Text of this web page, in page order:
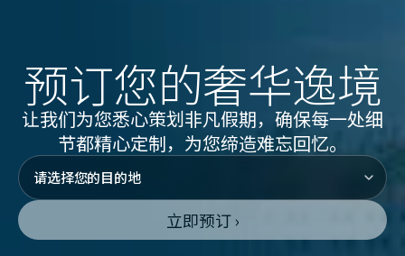
预订您的奢华逸境
让我们为您悉心策划非凡假期，确保每一处细
节都精心定制，为您缔造难忘回忆。
立即预订 ›